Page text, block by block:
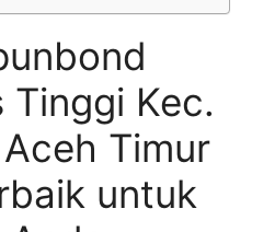
Tinggi Kec.
Timur
untuk